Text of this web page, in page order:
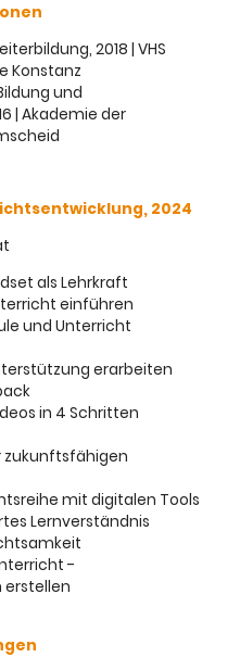
2018 | VHS
Konstanz
und
| Akademie der
2024
als Lehrkraft
einführen
und Unterricht
erarbeiten
in 4 Schritten
zukunftsfähigen
mit digitalen Tools
Lernverständnis
-